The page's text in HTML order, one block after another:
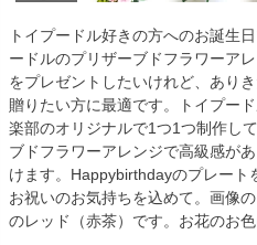
トイプードル好きの方へのお誕生
ードルのプリザーブドフラワーア
をプレゼントしたいけれど、あり
贈りたい方に最適です。トイプー
楽部のオリジナルで1つ1つ制作し
ブドフラワーアレンジで高級感が
けます。Happybirthdayのプレート
お祝いのお気持ちを込めて。画像
のレッド（赤茶）です。お花のお色